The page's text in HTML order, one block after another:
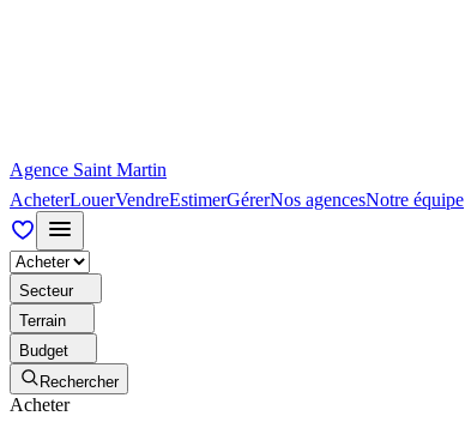
Agence Saint Martin
AcheterLouerVendreEstimerGérerNos agencesNotre équipe
Secteur
Terrain
Budget
Rechercher
Acheter